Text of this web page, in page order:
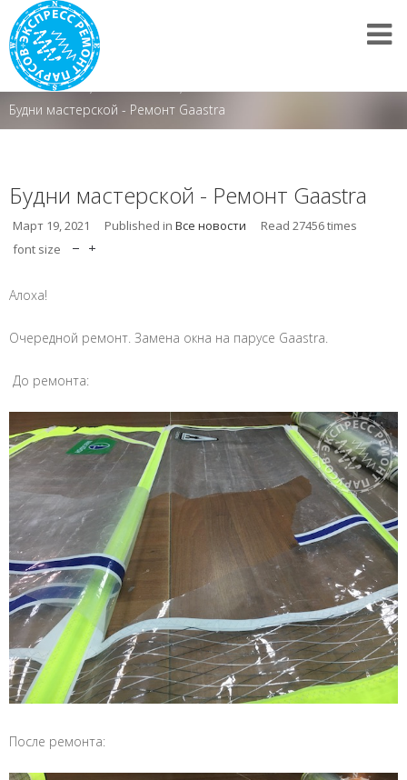
Все новости / /
Будни мастерской - Ремонт Gaastra
Будни мастерской - Ремонт Gaastra
Март 19, 2021 Published in Все новости Read 27456times
font size
Алоха!
Очередной ремонт. Замена окна на парусе Gaastra.
До ремонта:
После ремонта: